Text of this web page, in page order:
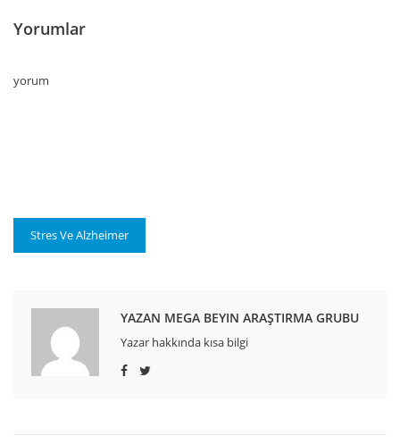
Yorumlar
yorum
Stres Ve Alzheimer
YAZAN MEGA BEYIN ARAŞTIRMA GRUBU
Yazar hakkında kısa bilgi